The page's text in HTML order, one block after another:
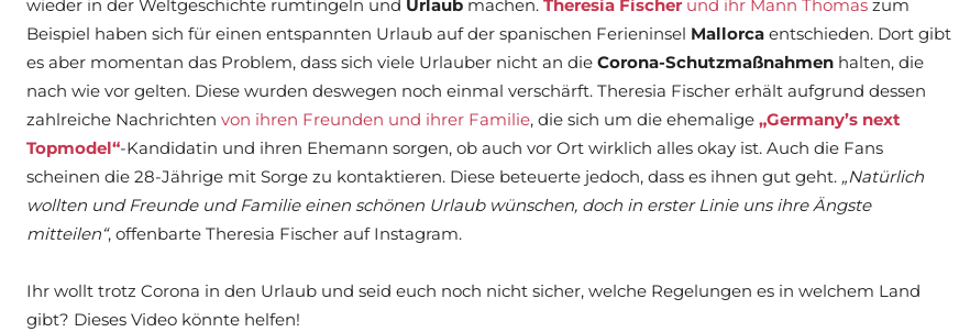
wieder in der Weltgeschichte rumtingeln und Urlaub machen. Theresia Fischer und ihr Mann Thomas zum
Beispiel haben sich für einen entspannten Urlaub auf der spanischen Ferieninsel Mallorca entschieden. Dort gibt
es aber momentan das Problem, dass sich viele Urlauber nicht an die Corona-Schutzmaßnahmen halten, die
nach wie vor gelten. Diese wurden deswegen noch einmal verschärft. Theresia Fischer erhält aufgrund dessen
zahlreiche Nachrichten von ihren Freunden und ihrer Familie, die sich um die ehemalige „Germany’s next
Topmodel“-Kandidatin und ihren Ehemann sorgen, ob auch vor Ort wirklich alles okay ist. Auch die Fans
scheinen die 28-Jährige mit Sorge zu kontaktieren. Diese beteuerte jedoch, dass es ihnen gut geht. „Natürlich
wollten und Freunde und Familie einen schönen Urlaub wünschen, doch in erster Linie uns ihre Ängste
mitteilen“, offenbarte Theresia Fischer auf Instagram.
Ihr wollt trotz Corona in den Urlaub und seid euch noch nicht sicher, welche Regelungen es in welchem Land
gibt? Dieses Video könnte helfen!